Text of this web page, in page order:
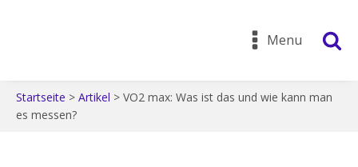
Menu
Startseite > Artikel > VO2 max: Was ist das und wie kann man
es messen?